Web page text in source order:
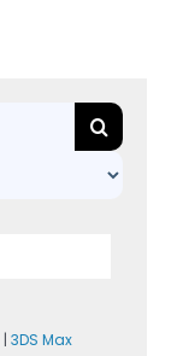
| 3DS Max